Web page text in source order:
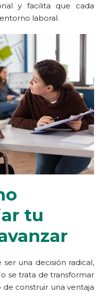
y facilita que cada
laboral.
tu
una decisión radical,
se trata de transformar
de construir una ventaja